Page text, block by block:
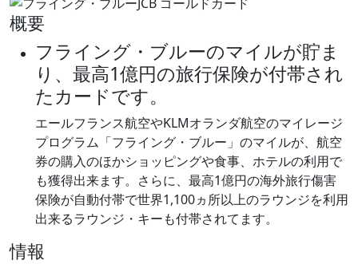
概要
フライング・ブルーのマイルが貯ま
り、最高1億円の旅行保険が付帯され
たカードです。
エールフランス航空やKLMオランダ航空のマイレージ
プログラム「フライング・ブルー」のマイルが、航空
券の購入のほかショッピングや食事、ホテルの利用で
も獲得出来ます。さらに、最高1億円の海外旅行傷害
保険が自動付帯で世界1,100ヵ所以上のラウンジを利用
出来るラウンジ・キーも付帯されてます。
情報